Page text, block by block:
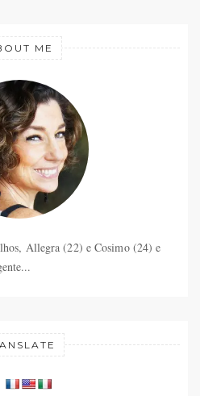
ME
Allegra (22) e Cosimo (24) e